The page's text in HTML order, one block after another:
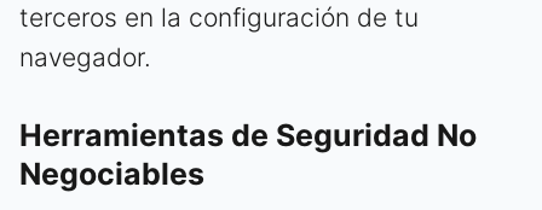
terceros en la configuración de tu
navegador.
Herramientas de Seguridad No
Negociables